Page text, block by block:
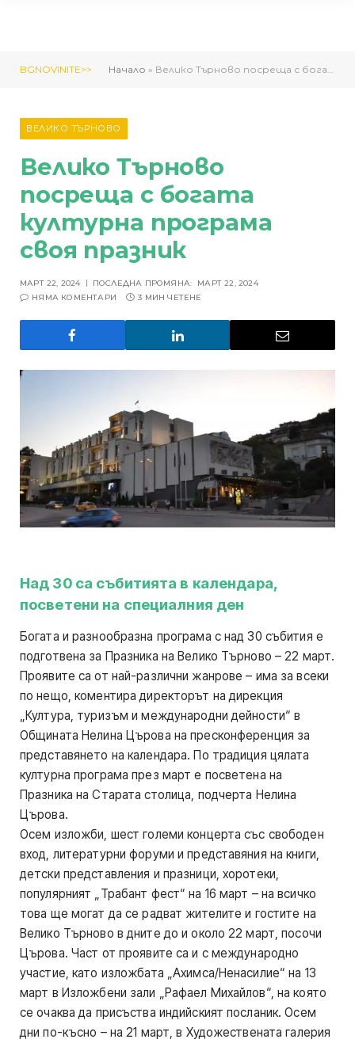
BGNOVINITE>> Начало » Велико Търново посреща с богата културна програма своя празник
ВЕЛИКО ТЪРНОВО
Велико Търново
посреща с богата
културна програма
своя празник
МАРТ 22, 2024 ПОСЛЕДНА ПРОМЯНА:
МАРТ 22, 2024
НЯМА КОМЕНТАРИ
3 МИН ЧЕТЕНЕ
Над 30 са събитията в календара,
посветени на специалния ден
Богата и разнообразна програма с над 30 събития е
подготвена за Празника на Велико Търново – 22 март.
Проявите са от най-различни жанрове – има за всеки
по нещо, коментира директорът на дирекция
„Култура, туризъм и международни дейности“ в
Общината Нелина Църова на пресконференция за
представянето на календара. По традиция цялата
културна програма през март е посветена на
Празника на Старата столица, подчерта Нелина
Църова.
Осем изложби, шест големи концерта със свободен
вход, литературни форуми и представяния на книги,
детски представления и празници, хоротеки,
популярният „Трабант фест“ на 16 март – на всичко
това ще могат да се радват жителите и гостите на
Велико Търново в дните до и около 22 март, посочи
Църова. Част от проявите са и с международно
участие, като изложбата „Ахимса/Ненасилие“ на 13
март в Изложбени зали „Рафаел Михайлов“, на която
се очаква да присъства индийският посланик. Осем
дни по-късно – на 21 март, в Художествената галерия